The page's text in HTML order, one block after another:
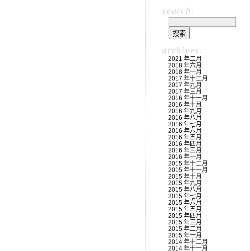
search:
archives:
2021 年二月
2018 年六月
2018 年一月
2017 年十二月
2017 年九月
2017 年三月
2016 年十一月
2016 年十月
2016 年九月
2016 年八月
2016 年七月
2016 年六月
2016 年五月
2016 年四月
2016 年三月
2016 年一月
2015 年十二月
2015 年十一月
2015 年十月
2015 年九月
2015 年八月
2015 年七月
2015 年六月
2015 年五月
2015 年四月
2015 年三月
2015 年二月
2015 年一月
2014 年十二月
2014 年十一月